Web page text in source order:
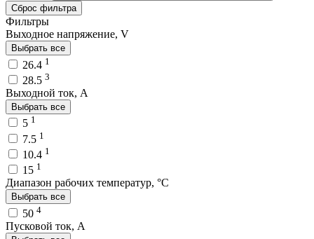
Сброс фильтра
Фильтры
Выходное напряжение, V
Выбрать все
26.4 1
28.5 3
Выходной ток, A
Выбрать все
5 1
7.5 1
10.4 1
15 1
Диапазон рабочих температур, °C
Выбрать все
50 4
Пусковой ток, A